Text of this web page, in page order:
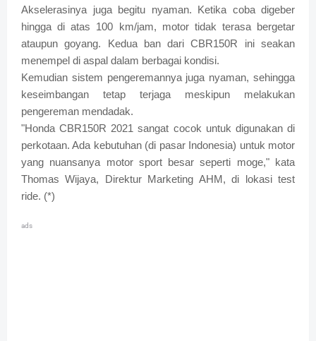
Akselerasinya juga begitu nyaman. Ketika coba digeber
hingga di atas 100 km/jam, motor tidak terasa bergetar
ataupun goyang. Kedua ban dari CBR150R ini seakan
menempel di aspal dalam berbagai kondisi.
Kemudian sistem pengeremannya juga nyaman, sehingga
keseimbangan tetap terjaga meskipun melakukan
pengereman mendadak.
"Honda CBR150R 2021 sangat cocok untuk digunakan di
perkotaan. Ada kebutuhan (di pasar Indonesia) untuk motor
yang nuansanya motor sport besar seperti moge," kata
Thomas Wijaya, Direktur Marketing AHM, di lokasi test
ride. (*)
ads